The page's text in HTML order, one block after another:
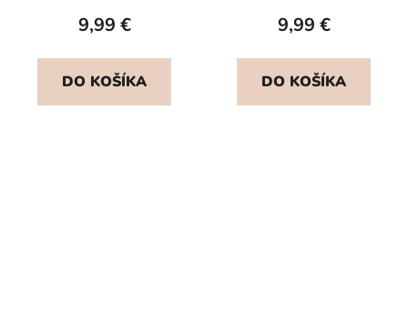
9,99 €
DO KOŠÍKA
9,99 €
DO KOŠÍKA